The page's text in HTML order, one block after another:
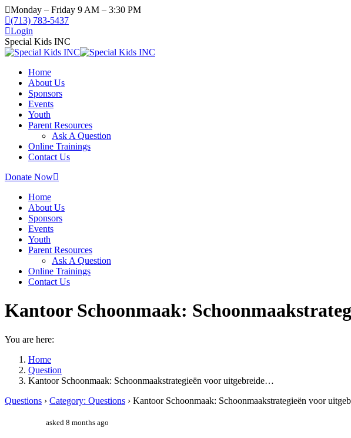
Monday – Friday 9 AM – 3:30 PM
(713) 783-5437
Login
Special Kids INC
Home
About Us
Sponsors
Events
Youth
Parent Resources
Ask A Question
Online Trainings
Contact Us
Donate Now
Home
About Us
Sponsors
Events
Youth
Parent Resources
Ask A Question
Online Trainings
Contact Us
Kantoor Schoonmaak:
You are here:
Home
Question
Kantoor Schoonmaak: Schoonmaakstrategieën voor uitgebreide…
Questions › Category: Questions › Kantoor Schoonmaak: Schoonmaakstrategieën voor
asked 8 months ago